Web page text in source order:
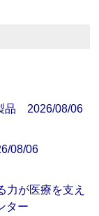
品 2026/08/06
08/06
力が医療を支え
ター